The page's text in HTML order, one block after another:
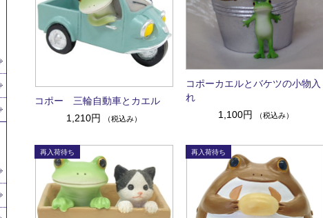
コポー 三輪自動車とカエル
1,210円
（税込み）
コポーカエルとバケツの小物入
れ
1,100円
（税込み）